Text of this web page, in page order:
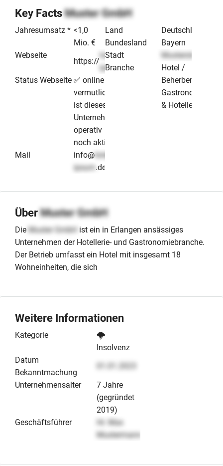
Key FactsMuster GmbH
Jahresumsatz * <1,0
Mio. €
Webseite
https://
lorem-
ipsum
.de
Status Webseite ✅ online -
vermutlich
ist dieses
Unternehmen
operativ
noch aktiv
Mail
info@lorem-
ipsum .de
Land
Deutschland
Bundesland
Bayern
Stadt
Musterstadt
Branche
Hotel /
Beherbergung
Gastronomie
& Hotellerie
ÜberMuster GmbH
Die Muster GmbH ist ein in Erlangen ansässiges
Unternehmen der Hotellerie- und Gastronomiebranche.
Der Betrieb umfasst ein Hotel mit insgesamt 18
Wohneinheiten, die sich
Weitere Informationen
Kategorie
🌩️
Insolvenz
Datum
Bekanntmachung
Unternehmensalter
7 Jahre
(gegründet
2019)
Geschäftsführer
Hr. Max
Mustermann